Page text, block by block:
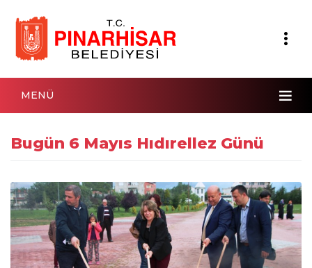
MENÜ
Bugün 6 Mayıs Hıdırellez Günü